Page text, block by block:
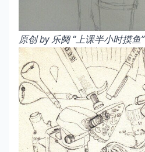
原创 by 乐阕 “上课半小时摸鱼”